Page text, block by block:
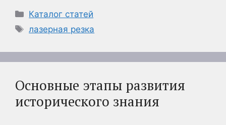
Рубрики
Каталог статей
Метки
лазерная резка
Основные этапы развития
исторического знания